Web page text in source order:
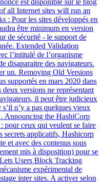
est disponible sur le blog
all Internet sites will run an
: Pour les sites développés en
être minimum en version
de sécurité - le support de
Extended Validation
l’intitulé de l’organisme
disaparaitre des navigateurs.
un. Removing Old Versions
supportés en mars 2020 dans
versions ne représentant
il peut être judicieux
n’y a pas quelques vieux
Announcing the HashiCorp
pour ceux qui veulent se faire
secrets applicatifs, Hashicorp
et avec des contenus sous
mis à disposition) pour se
Users Block Tracking
expérimental de
inter sites. A activer selon